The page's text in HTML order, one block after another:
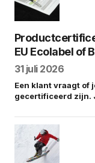
EU Ecolabel of
31 juli 2026
Een klant vraagt of
gecertificeerd zijn.